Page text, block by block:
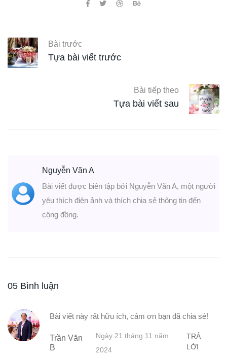
Bài trước
Tựa bài viết trước
Bài tiếp theo
Tựa bài viết sau
Nguyễn Văn A
Bài viết được biên tập bởi Nguyễn Văn A, một người
yêu thích điện ảnh và thích chia sẻ thông tin đến
cộng đồng.
05 Bình luận
Bài viết này rất hữu ích, cảm ơn bạn đã chia sẻ!
Trần Văn
B
Ngày 21 tháng 11 năm
2024
TRẢ
LỜI